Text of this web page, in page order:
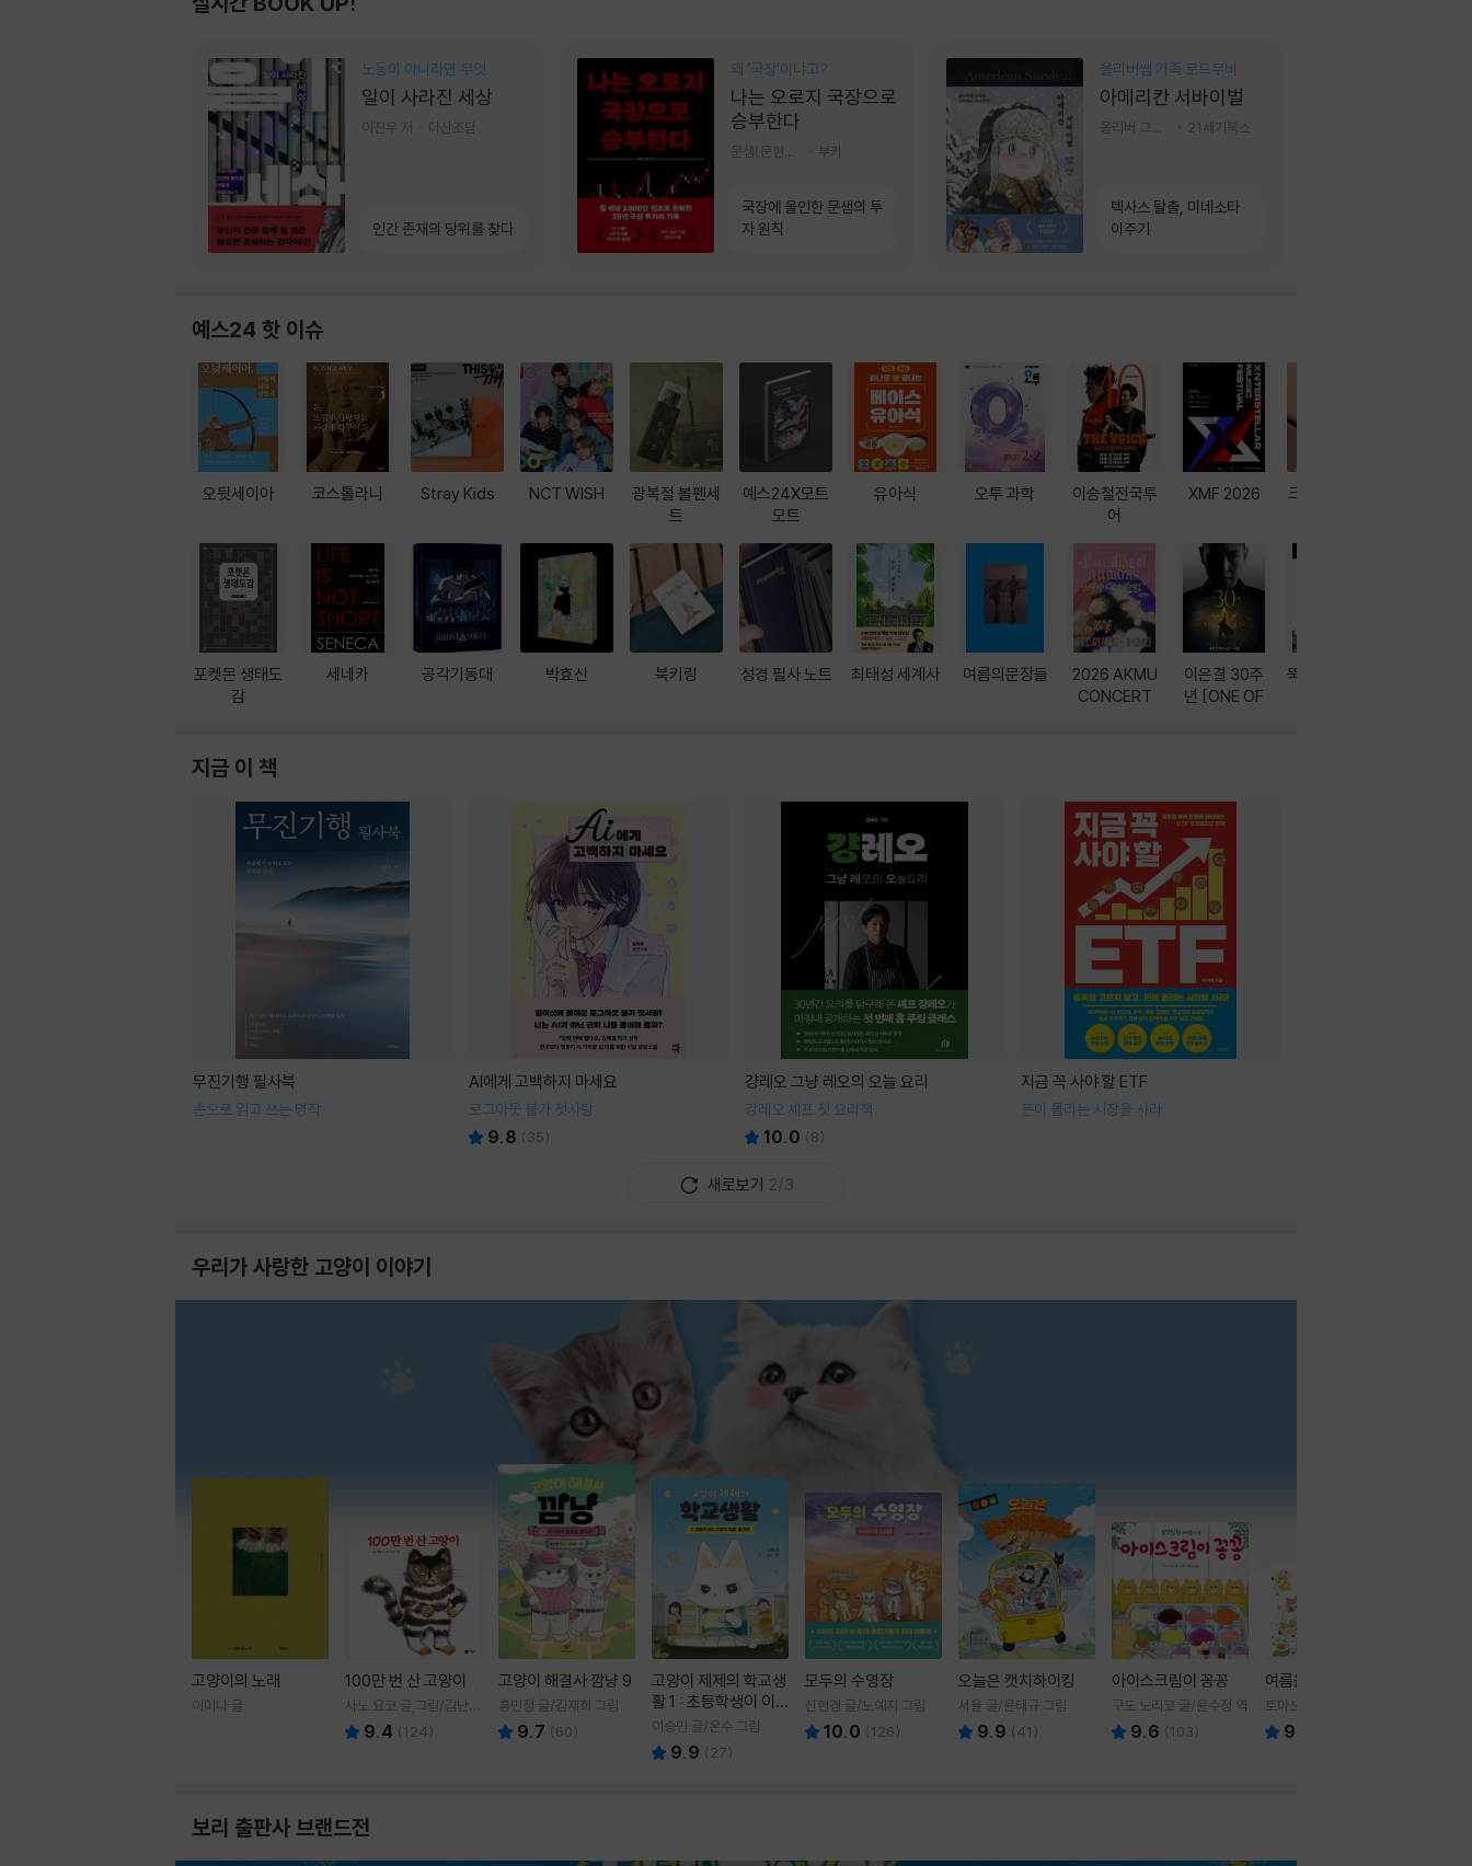
노동이 아니라면 무엇
일이 사라진 세상
이진우 저 다산초당
인간 존재의 당위를 찾다
왜 ‘국장‘이냐고?
나는 오로지 국장으로
승부한다
부키
국장에 올인한 문샘의 투
자 원칙
올리버쌤 가족 로드무비
아메리칸 서바이벌
21세기북스
텍사스 탈출, 미네소타
이주기
예스24 핫 이슈
오뒷세이아
포켓몬 생태도
감
코스톨라니
세네카
Stray Kids
공각기동대
NCT WISH
박효신
광복절 볼펜세
트
북키링
예스24X모트
모트
성경 필사 노트
유아식
최태성 세계사
오투 과학
여름의문장들
이승철전국투
어
2026 AKMU
CONCERT
XMF 2026
이은결 30주
년 [ONE OF
크레마 이북 리
뚝딱! AI 3대장
지금 이 책
무진기행 필사북
손으로 읽고 쓰는 명작
AI에게 고백하지 마세요
로그아웃 불가 첫사랑
9.8 ( 35)
걍레오 그냥 레오의 오늘 요리
강레오 셰프 첫 요리책
10.0 (8)
지금 꼭 사야 할 ETF
돈이 몰리는 시장을 사라
새로보기 2/3
우리가 사랑한 고양이 이야기
고양이의 노래
이미나 글
100만 번 산 고양이
사노 요코 글,그림/김난주
역 9.4 (124)
고양이 해결사 깜냥 9
홍민정 글/김재희 그림
9.7 (60)
고양이 제제의 학교생
활 1 : 초등학생이 이
렇게 힘들 줄이야
이승민 글/온수 그림
9.9 ( 27)
모두의 수영장
신현경 글/노예지 그림
10.0 (126)
오늘은 캣치하이킹
서율 글/윤태규 그림
9.9 (41 )
아이스크림이 꽁꽁
구도 노리코 글/윤수정 역
9.6 (103)
여름을 부탁해
토마쓰리 글그림
9.8
보리 출판사 브랜드전